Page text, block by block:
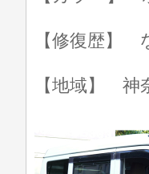
【修復歴】
【地域】 神